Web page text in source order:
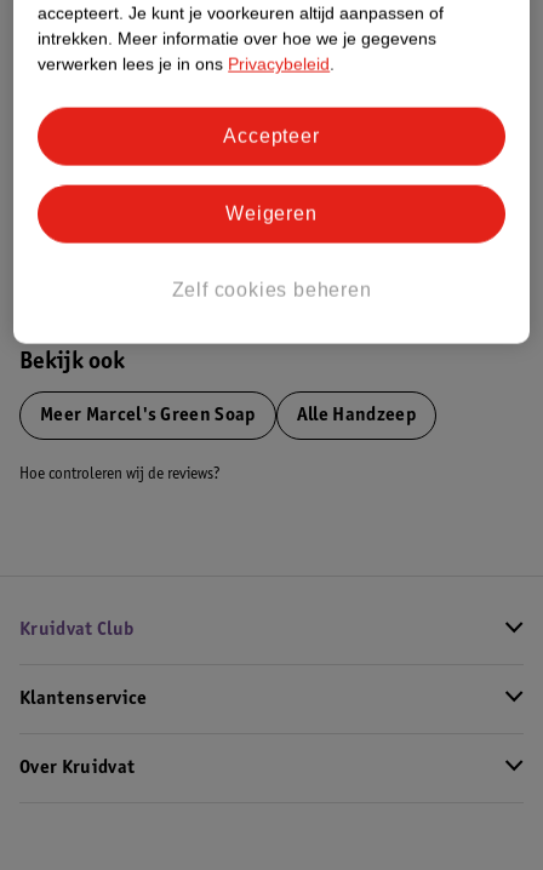
Etiketinformatie
Impact Score.
Bekijk ook
Meer Marcel's Green Soap Alle Handzeep
Hoe controleren wij de reviews?
Kruidvat Club
Klantenservice
Over Kruidvat
accepteert. Je kunt je voorkeuren altijd aanpassen of
intrekken. Meer informatie over hoe we je gegevens
verwerken lees je in ons Privacybeleid.
Zelf cookies beheren
Weigeren
Accepteer